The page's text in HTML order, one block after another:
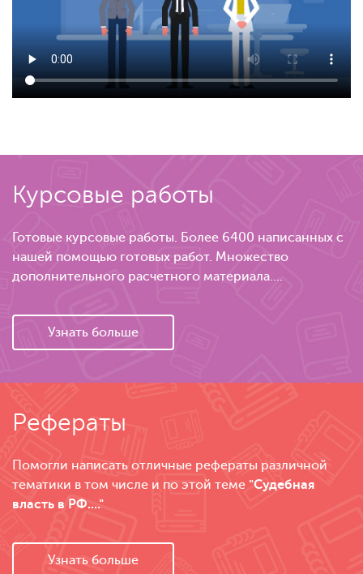
Курсовые работы
Готовые курсовые работы. Более 6400 написанных с
нашей помощью готовых работ. Множество
дополнительного расчетного материала....
Узнать больше
Рефераты
Помогли написать отличные рефераты различной
тематики в том числе и по этой теме "Судебная
власть в РФ...."
Узнать больше